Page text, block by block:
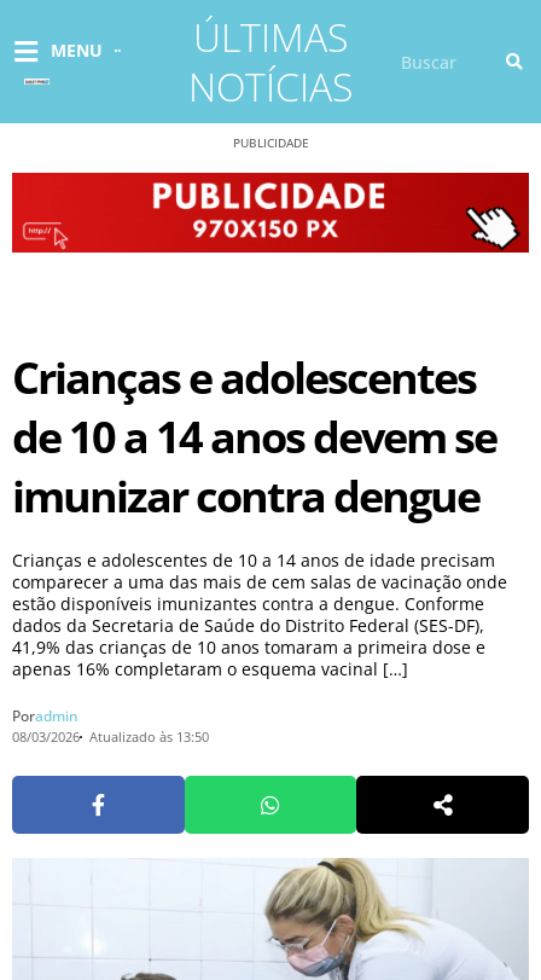
conteúdo
MENU
ÚLTIMAS
NOTÍCIAS
PUBLICIDADE
Crianças e adolescentes
de 10 a 14 anos devem se
imunizar contra dengue
Crianças e adolescentes de 10 a 14 anos de idade precisam
comparecer a uma das mais de cem salas de vacinação onde
estão disponíveis imunizantes contra a dengue. Conforme
dados da Secretaria de Saúde do Distrito Federal (SES-DF),
41,9% das crianças de 10 anos tomaram a primeira dose e
apenas 16% completaram o esquema vacinal […]
Poradmin
08/03/2026 Atualizado às 13:50